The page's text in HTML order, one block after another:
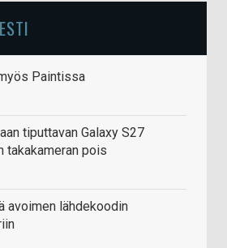
Paintissa
tiputtavan Galaxy S27
takakameran pois
avoimen lähdekoodin